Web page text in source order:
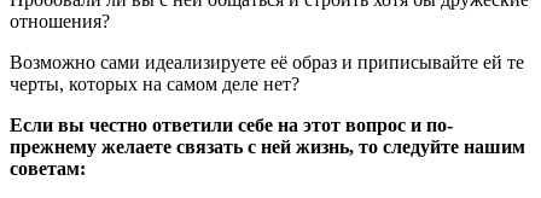
отношения?
Возможно сами идеализируете её образ и приписывайте ей те
черты, которых на самом деле нет?
Если вы честно ответили себе на этот вопрос и по-
прежнему желаете связать с ней жизнь, то следуйте нашим
советам: